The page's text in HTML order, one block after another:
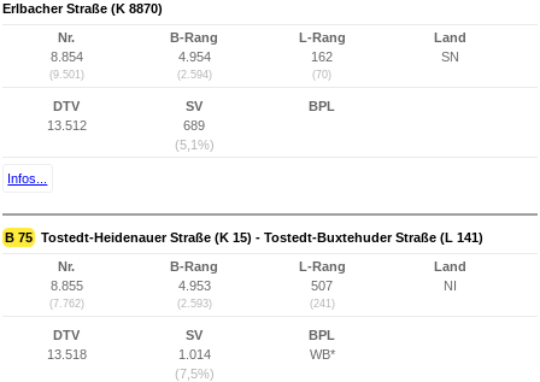
Erlbacher Straße (K 8870)
Nr.
8.854
(9.501)
B-Rang
4.954
(2.594)
L-Rang
162
(70)
Land
SN
DTV
13.512
SV
689
(5,1%)
BPL
Infos...
B 75 Tostedt-Heidenauer Straße (K 15) - Tostedt-Buxtehuder Straße (L 141)
Nr.
8.855
(7.762)
B-Rang
4.953
(2.593)
L-Rang
507
(241)
Land
NI
DTV
13.518
SV
1.014
(7,5%)
BPL
WB*